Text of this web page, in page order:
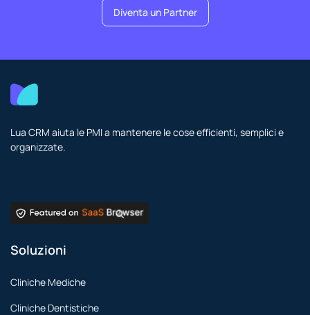
Diventa un Partner
Lua CRM aiuta le PMI a mantenere le cose efficienti, semplici e
organizzate.
Soluzioni
Cliniche Mediche
Cliniche Dentistiche